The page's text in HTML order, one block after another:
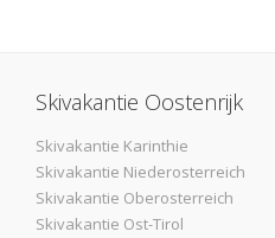
Skivakantie Oostenrijk
Skivakantie Karinthie
Skivakantie Niederosterreich
Skivakantie Oberosterreich
Skivakantie Ost-Tirol